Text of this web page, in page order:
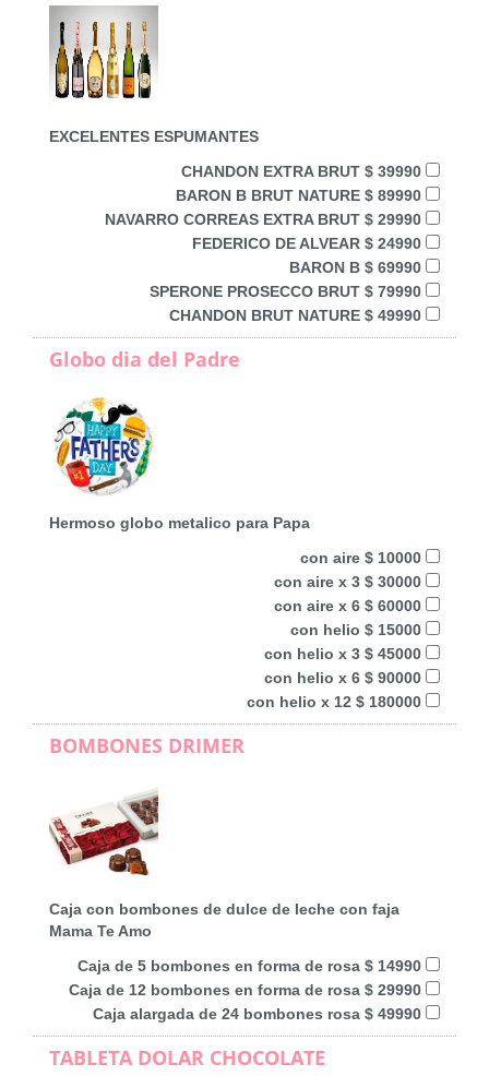
EXCELENTES ESPUMANTES
CHANDON EXTRA BRUT $ 39990
BARON B BRUT NATURE $ 89990
NAVARRO CORREAS EXTRA BRUT $ 29990
FEDERICO DE ALVEAR $ 24990
BARON B $ 69990
SPERONE PROSECCO BRUT $ 79990
CHANDON BRUT NATURE $ 49990
Globo dia del Padre
Hermoso globo metalico para Papa
con aire $ 10000
con aire x 3 $ 30000
con aire x 6 $ 60000
con helio $ 15000
con helio x 3 $ 45000
con helio x 6 $ 90000
con helio x 12 $ 180000
BOMBONES DRIMER
Caja con bombones de dulce de leche con faja
Mama Te Amo
Caja de 5 bombones en forma de rosa $ 14990
Caja de 12 bombones en forma de rosa $ 29990
Caja alargada de 24 bombones rosa $ 49990
TABLETA DOLAR CHOCOLATE